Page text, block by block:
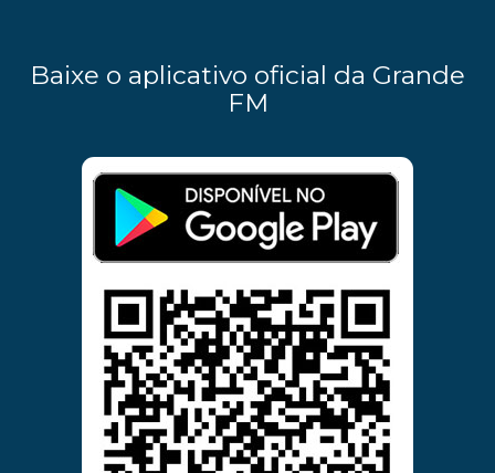
Baixe o aplicativo oficial da Grande
FM